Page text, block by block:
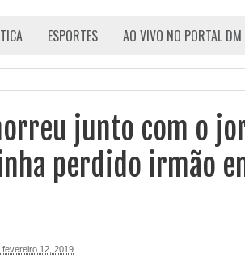
ESPORTES AO VIVO NO PORTAL DM
junto com o
perdido irmão
12, 2019